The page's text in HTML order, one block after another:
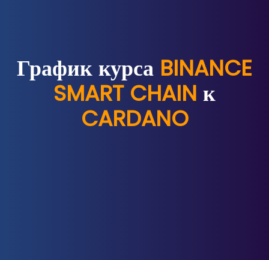
График курса BINANCE
SMART CHAIN к
CARDANO